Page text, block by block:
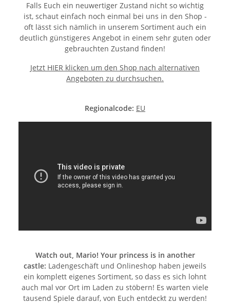
Falls Euch ein neuwertiger Zustand nicht so wichtig
ist, schaut einfach noch einmal bei uns in den Shop -
oft lässt sich nämlich in unserem Sortiment auch ein
deutlich günstigeres Angebot in einem sehr guten oder
gebrauchten Zustand finden!
Jetzt HIER klicken um den Shop nach alternativen
Angeboten zu durchsuchen.
Regionalcode: EU
Watch out, Mario! Your princess is in another
castle: Ladengeschäft und Onlineshop haben jeweils
ein komplett eigenes Sortiment, so dass es sich lohnt
auch mal vor Ort im Laden zu stöbern! Es warten viele
tausend Spiele darauf, von Euch entdeckt zu werden!